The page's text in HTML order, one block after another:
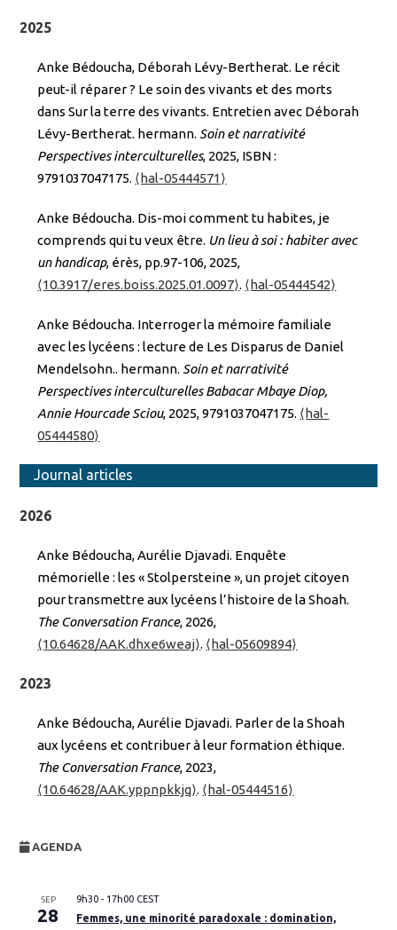
2025
Anke Bédoucha, Déborah Lévy-Bertherat. Le récit
peut-il réparer ? Le soin des vivants et des morts
dans Sur la terre des vivants. Entretien avec Déborah
Lévy-Bertherat. hermann. Soin et narrativité
Perspectives interculturelles, 2025, ISBN :
9791037047175. ⟨hal-05444571⟩
Anke Bédoucha. Dis-moi comment tu habites, je
comprends qui tu veux être. Un lieu à soi : habiter avec
un handicap, érès, pp.97-106, 2025,
⟨10.3917/eres.boiss.2025.01.0097⟩. ⟨hal-05444542⟩
Anke Bédoucha. Interroger la mémoire familiale
avec les lycéens : lecture de Les Disparus de Daniel
Mendelsohn.. hermann. Soin et narrativité
Perspectives interculturelles Babacar Mbaye Diop,
Annie Hourcade Sciou, 2025, 9791037047175. ⟨hal-
05444580⟩
Journal articles
2026
Anke Bédoucha, Aurélie Djavadi. Enquête
mémorielle : les « Stolpersteine », un projet citoyen
pour transmettre aux lycéens l’histoire de la Shoah.
The Conversation France, 2026,
⟨10.64628/AAK.dhxe6weaj⟩. ⟨hal-05609894⟩
2023
Anke Bédoucha, Aurélie Djavadi. Parler de la Shoah
aux lycéens et contribuer à leur formation éthique.
The Conversation France, 2023,
⟨10.64628/AAK.yppnpkkjq⟩. ⟨hal-05444516⟩
AGENDA
SEP
28
9h30 - 17h00 CEST
Femmes, une minorité paradoxale : domination,